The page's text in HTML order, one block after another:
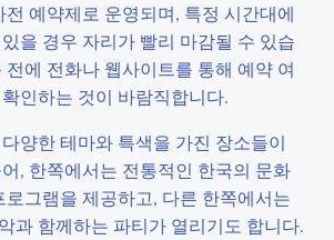
전 예약제로 운영되며, 특정 시간대에
을 경우 자리가 빨리 마감될 수 있습
전에 전화나 웹사이트를 통해 예약 여
인하는 것이 바람직합니다.
양한 테마와 특색을 가진 장소들이
, 한쪽에서는 전통적인 한국의 문화
로그램을 제공하고, 다른 한쪽에서는
과 함께하는 파티가 열리기도 합니다.